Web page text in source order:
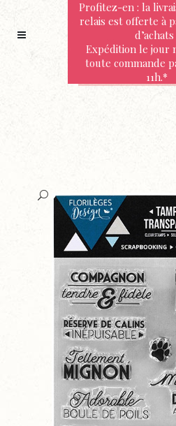
Profitez-en : la
relais est offerte à
d’achats
Expédition le jour
toute commande
11h.*